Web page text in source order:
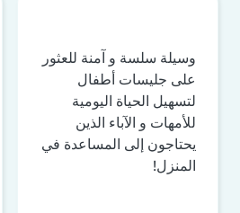
وسيلة سلسة و آمنة للعثور
على جليسات أطفال
لتسهيل الحياة اليومية
للأمهات و الآباء الذين
يحتاجون إلى المساعدة في
المنزل!